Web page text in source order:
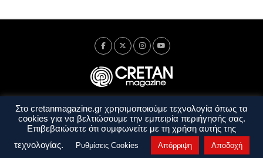
Ταυτότητα Πολιτική Απορρήτου
Όροι Χρήσης
Όροι και Προϋποθέσεις
Στο cretanmagazine.gr χρησιμοποιούμε τεχνολογία όπως τα
cookies για να βελτιώσουμε την εμπειρία περιήγησής σας.
Επιβεβαιώσετε ότι συμφωνείτε με τη χρήση αυτής της
τεχνολογίας.
Ρυθμίσεις Cookies Απόρριψη Αποδοχή